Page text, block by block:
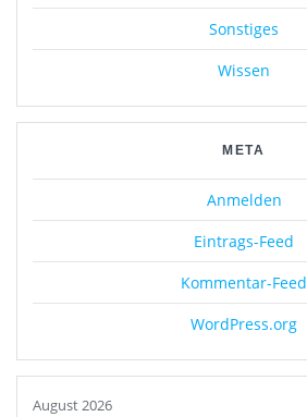
Sonstiges
Wissen
META
Anmelden
Eintrags-Feed
Kommentar-Feed
WordPress.org
August 2026